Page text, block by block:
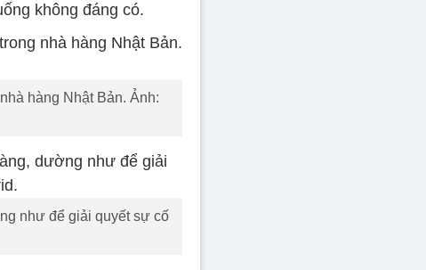
không đáng có.
hàng Nhật Bản. Ảnh:
như để giải quyết sự cố